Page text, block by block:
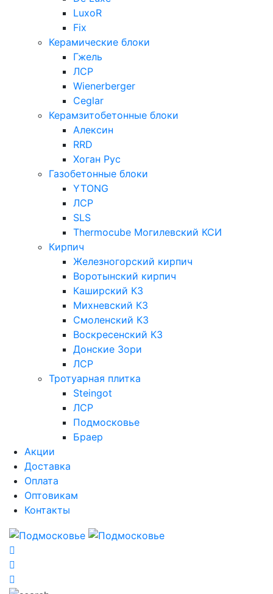
LuxoR
Fix
Керамические блоки
Гжель
ЛСР
Wienerberger
Ceglar
Керамзитобетонные блоки
Алексин
RRD
Хоган Рус
Газобетонные блоки
YTONG
ЛСР
SLS
Thermocube Могилевский КСИ
Кирпич
Железногорский кирпич
Воротынский кирпич
Каширский КЗ
Михневский КЗ
Смоленский КЗ
Воскресенский КЗ
Донские Зори
ЛСР
Тротуарная плитка
Steingot
ЛСР
Подмосковье
Браер
Акции
Доставка
Оплата
Оптовикам
Контакты